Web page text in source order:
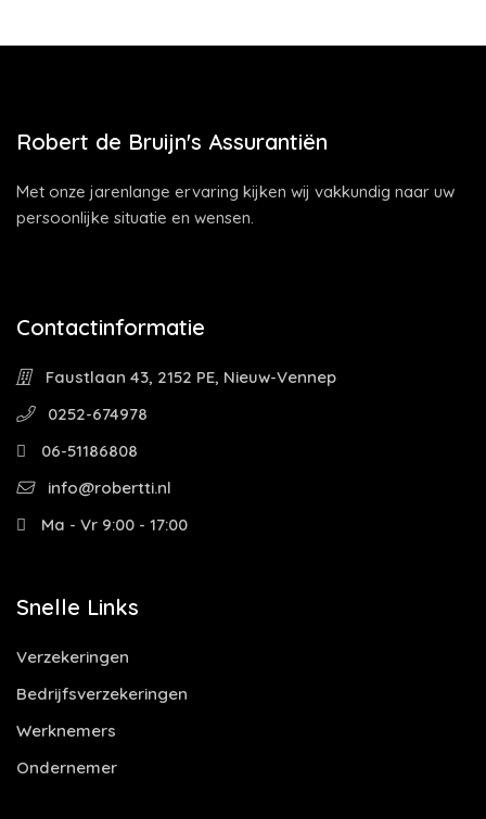
Robert de Bruijn's Assurantiën
Met onze jarenlange ervaring kijken wij vakkundig naar uw
persoonlijke situatie en wensen.
Contactinformatie
Faustlaan 43, 2152 PE, Nieuw-Vennep
0252-674978
06-51186808
info@robertti.nl
Ma - Vr 9:00 - 17:00
Snelle Links
Verzekeringen
Bedrijfsverzekeringen
Werknemers
Ondernemer